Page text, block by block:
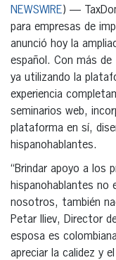
NEWSWIRE) —
para empresas de
anunció hoy la
español. Con más
ya utilizando la
experiencia
seminarios web,
plataforma en sí,
hispanohablantes.
“Brindar apoyo a los
hispanohablantes no
nosotros, también
Petar Iliev, Director
esposa es
apreciar la calidez y